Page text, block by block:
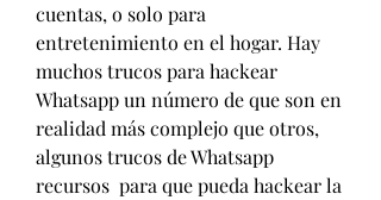
cuentas, o solo para
entretenimiento en el hogar. Hay
muchos trucos para hackear
Whatsapp un número de que son en
realidad más complejo que otros,
algunos trucos de Whatsapp
recursos  para que pueda hackear la